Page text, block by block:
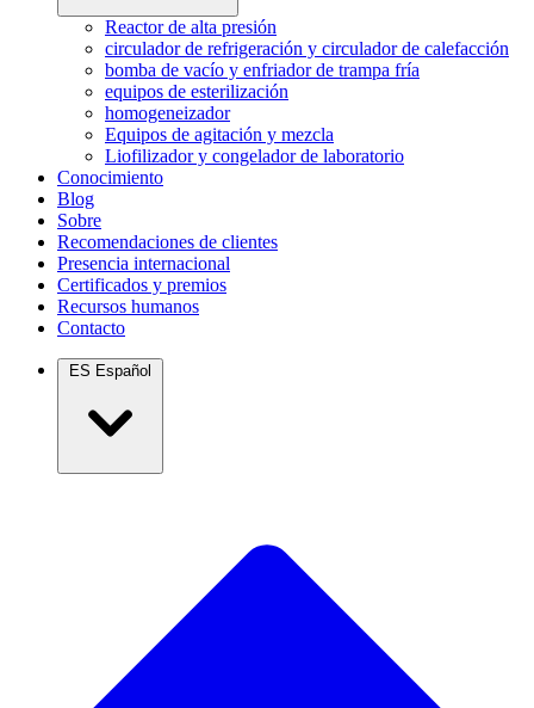
Reactor de alta presión
circulador de refrigeración y circulador de calefacción
bomba de vacío y enfriador de trampa fría
equipos de esterilización
homogeneizador
Equipos de agitación y mezcla
Liofilizador y congelador de laboratorio
Conocimiento
Blog
Sobre
Recomendaciones de clientes
Presencia internacional
Certificados y premios
Recursos humanos
Contacto
ES Español